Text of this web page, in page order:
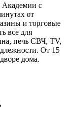
Академии с
от
и торговые
все для
печь СВЧ, TV,
От 15
дома.